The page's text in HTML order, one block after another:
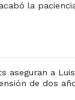
la
aseguran a
de dos